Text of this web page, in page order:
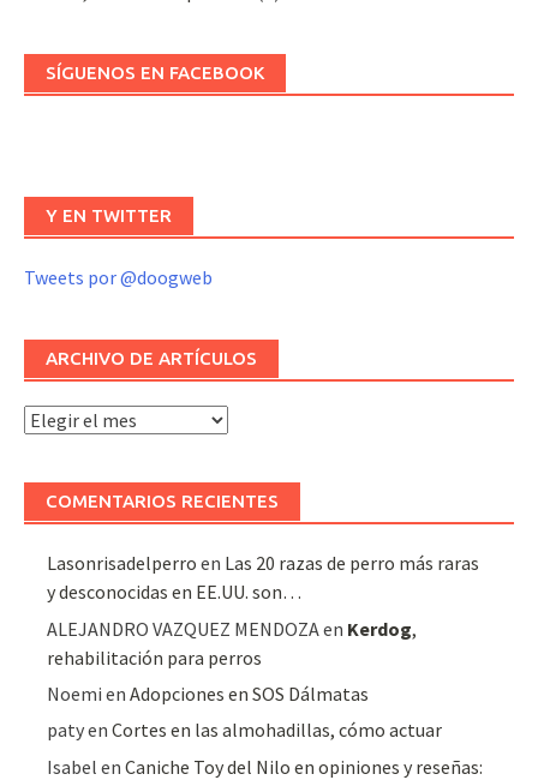
SÍGUENOS EN FACEBOOK
Y EN TWITTER
Tweets por @doogweb
ARCHIVO DE ARTÍCULOS
Archivo
artículos
COMENTARIOS RECIENTES
Lasonrisadelperro en Las 20 razas de perro más raras
y desconocidas en EE.UU. son…
ALEJANDRO VAZQUEZ MENDOZAen Kerdog,
rehabilitación para perros
Noemi enAdopciones en SOS Dálmatas
patyenCortes en las almohadillas, cómo actuar
Isabel enCaniche Toy del Nilo en opiniones y reseñas: